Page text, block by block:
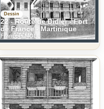
Dessin
22 - Route de Didier - Fort
de France - Martinique
Francois MOLL